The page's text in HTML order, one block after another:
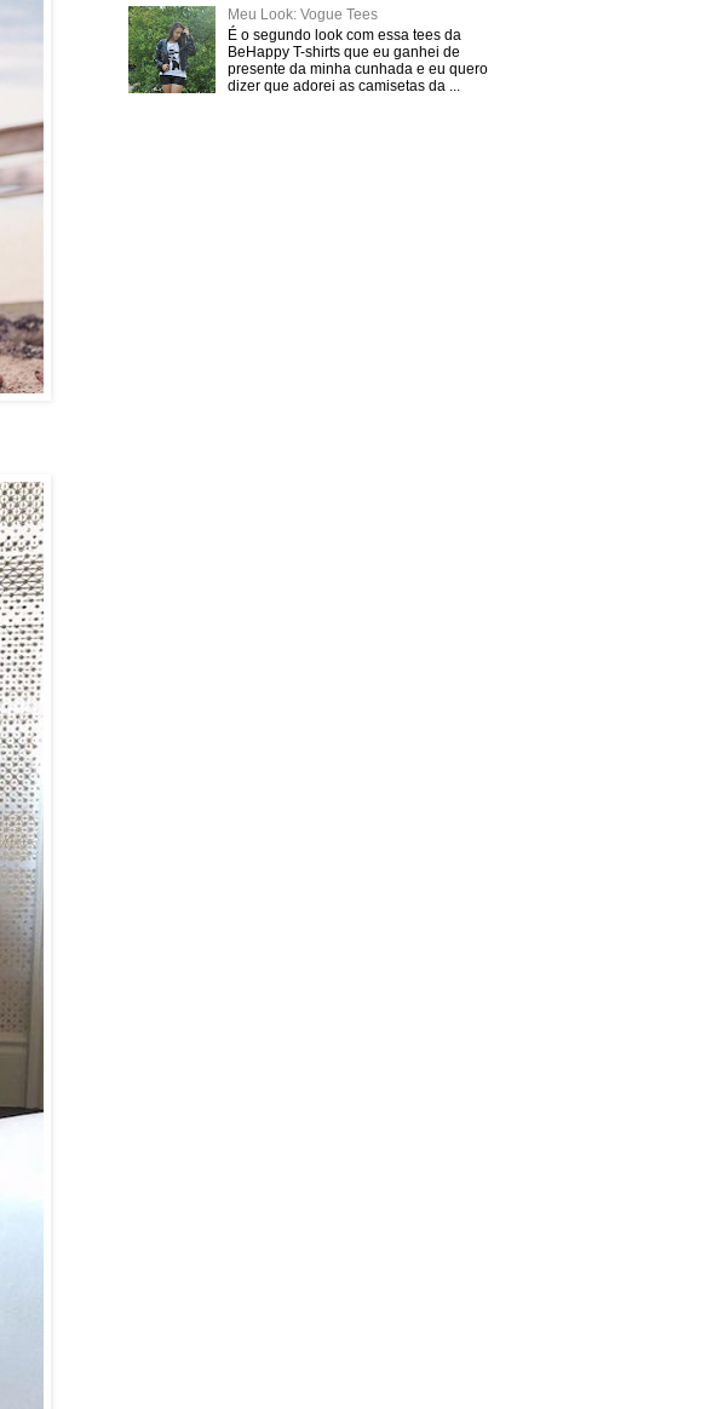
Meu Look: Vogue Tees
É o segundo look com essa tees da
BeHappy T-shirts que eu ganhei de
presente da minha cunhada e eu quero
dizer que adorei as camisetas da ...